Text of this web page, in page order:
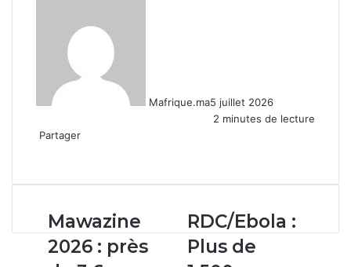
Mafrique.ma5 juillet 2026
2 minutes de lecture
Partager
email
Mawazine
2026
:
Mawazine
2026 : près
RDC/Ebola
:
Plus
RDC/Ebola :
Plus de